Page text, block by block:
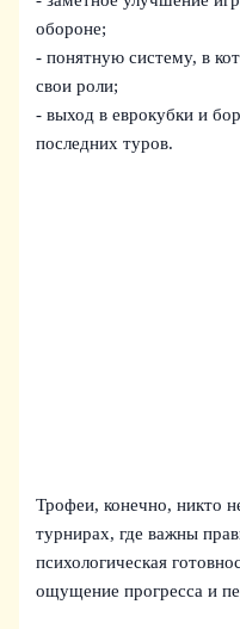
обороне;
- понятную систему, в
свои роли;
- выход в еврокубки и
последних туров.
Трофеи, конечно, никто
турнирах, где важны
психологическая
ощущение прогресса и